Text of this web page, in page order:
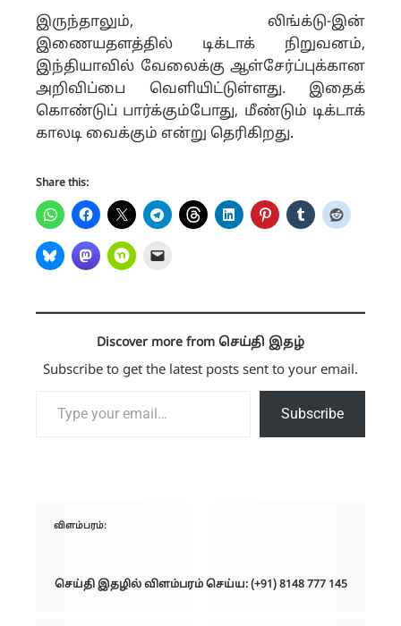
இருந்தாலும், லிங்க்டு-இன்
இணையதளத்தில் டிக்டாக் நிறுவனம்,
இந்தியாவில் வேலைக்கு ஆள்சேர்ப்புக்கான
அறிவிப்பை வெளியிட்டுள்ளது. இதைக்
கொண்டுப் பார்க்கும்போது, மீண்டும் டிக்டாக்
காலடி வைக்கும் என்று தெரிகிறது.
Share this:
Discover more from செய்தி இதழ்
Subscribe to get the latest posts sent to your email.
Subscribe
விளம்பரம்:
செய்தி இதழில் விளம்பரம் செய்ய: (+91) 8148 777 145